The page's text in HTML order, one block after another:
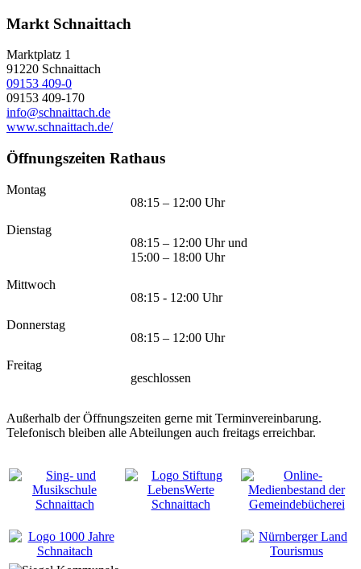
Markt Schnaittach
Marktplatz 1
91220 Schnaittach
09153 409-0
09153 409-170
info@schnaittach.de
www.schnaittach.de/
Öffnungszeiten Rathaus
Montag
08:15 – 12:00 Uhr
Dienstag
08:15 – 12:00 Uhr und
15:00 – 18:00 Uhr
Mittwoch
08:15 - 12:00 Uhr
Donnerstag
08:15 – 12:00 Uhr
Freitag
geschlossen
Außerhalb der Öffnungszeiten gerne mit Terminvereinbarung.
Telefonisch bleiben alle Abteilungen auch freitags erreichbar.